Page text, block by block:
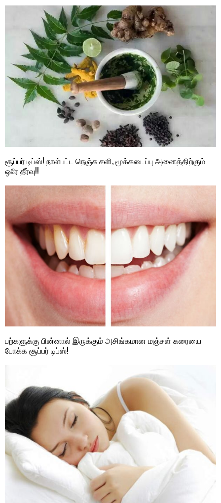
சூப்பர் டிப்ஸ்! நாள்பட்ட நெஞ்சு சளி, மூக்கடைப்பு அனைத்திற்கும்
ஒரே தீர்வு!!
பற்களுக்கு பின்னால் இருக்கும் அசிங்கமான மஞ்சள் கரையை
போக்க சூப்பர் டிப்ஸ்!